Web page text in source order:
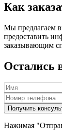
Как
Мы предлагаем
предоставить
заказывающим
Остались
Нажимая